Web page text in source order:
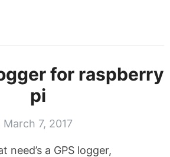
for raspberry
pi
March 7, 2017
need’s a GPS logger,